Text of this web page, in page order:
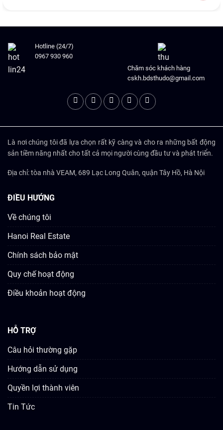
Hotline (24/7)
0967 930 960
Chăm sóc khách hàng
cskh.bdsthudo@gmail.com
Là nơi chúng tôi đã lựa chọn rất kỹ càng và cho ra những bất động
sản tiềm năng nhất cho tất cả mọi người cùng đầu tư và phát triển.
Địa chỉ: tòa nhà VEAM, 689 Lạc Long Quân, quận Tây Hồ, Hà Nội
ĐIỀU HƯỚNG
Về chúng tôi
Hanoi Real Estate
Chính sách bảo mật
Quy chế hoạt động
Điều khoản hoạt động
HỖ TRỢ
Câu hỏi thường gặp
Hướng dẫn sử dụng
Quyền lợi thành viên
Tin Tức